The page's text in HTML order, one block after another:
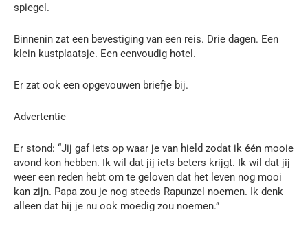
spiegel.
Binnenin zat een bevestiging van een reis. Drie dagen. Een
klein kustplaatsje. Een eenvoudig hotel.
Er zat ook een opgevouwen briefje bij.
Advertentie
Er stond: “Jij gaf iets op waar je van hield zodat ik één mooie
avond kon hebben. Ik wil dat jij iets beters krijgt. Ik wil dat jij
weer een reden hebt om te geloven dat het leven nog mooi
kan zijn. Papa zou je nog steeds Rapunzel noemen. Ik denk
alleen dat hij je nu ook moedig zou noemen.”